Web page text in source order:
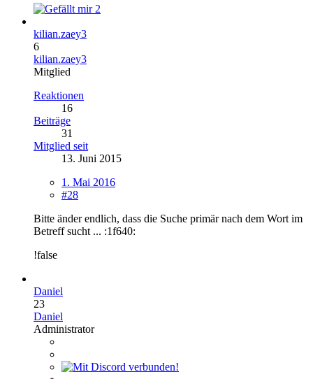
2
kilian.zaey3
6
kilian.zaey3
Mitglied
Reaktionen
16
Beiträge
31
Mitglied seit
13. Juni 2015
1. Mai 2016
#28
Bitte änder endlich, dass die Suche primär nach dem Wort im
Betreff sucht ... :1f640:
!false
Daniel
23
Daniel
Administrator